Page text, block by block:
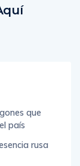
que
país
rusa